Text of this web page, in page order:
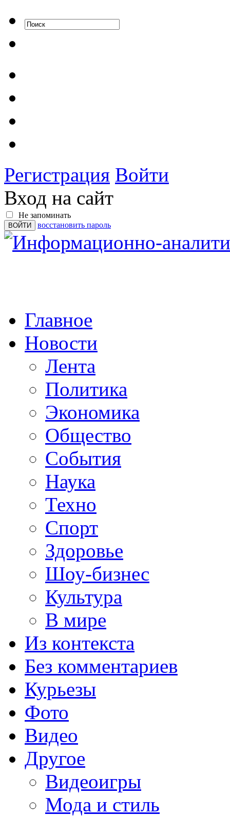
Регистрация Войти
Вход на сайт
Не запоминать
восстановить пароль
Главное
Новости
Лента
Политика
Экономика
Общество
События
Наука
Техно
Спорт
Здоровье
Шоу-бизнес
Культура
В мире
Из контекста
Без комментариев
Курьезы
Фото
Видео
Другое
Видеоигры
Мода и стиль